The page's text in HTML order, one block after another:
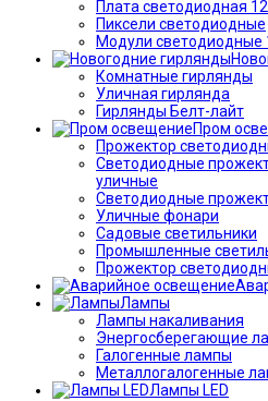
Плата светодиодная
Пиксели светодиодные
Модули светодиодные
Комнатные гирлянды
Уличная гирлянда
Гирлянды Белт-лайт
Пром
Прожектор
Светодиодные
уличные
Светодиодные
Уличные фонари
Садовые светильники
Промышленные
Прожектор
Лампы
Лампы накаливания
Энергосберегающие
Галогенные лампы
Металлогалогенные
Лампы LED